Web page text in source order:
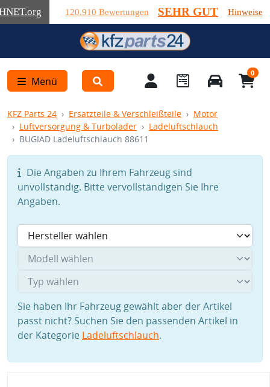
.org 120.910 Bewertungen SEHR GUT Hinweise
Menü
0
KFZ Parts 24 Ersatzteile & Verschleißteile
Motor
Luftversorgung & Turbolader
Ladeluftschlauch
BUGIAD Ladeluftschlauch 88611
Die Angaben zu Ihrem Fahrzeug sind
unvollständig. Bitte vervollständigen Sie Ihre
Angaben.
Sie haben Ihr Fahrzeug gewählt aber der Artikel
passt nicht? Suchen Sie den passenden Artikel in
der Kategorie Ladeluftschlauch.